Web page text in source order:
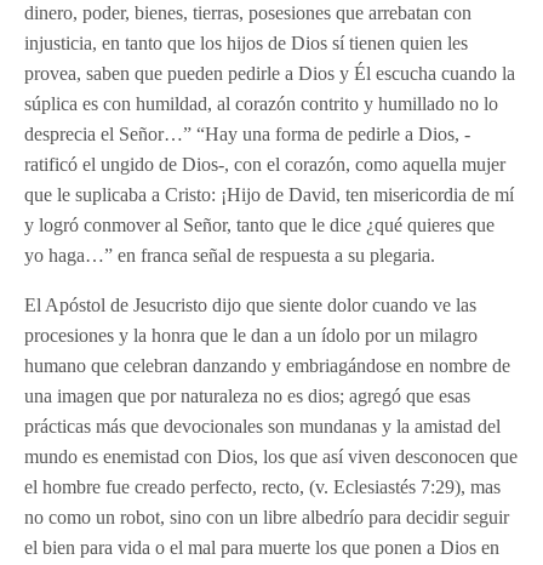
dinero, poder, bienes, tierras, posesiones que arrebatan con
injusticia, en tanto que los hijos de Dios sí tienen quien les
provea, saben que pueden pedirle a Dios y Él escucha cuando la
súplica es con humildad, al corazón contrito y humillado no lo
desprecia el Señor…” “Hay una forma de pedirle a Dios, -
ratificó el ungido de Dios-, con el corazón, como aquella mujer
que le suplicaba a Cristo: ¡Hijo de David, ten misericordia de mí
y logró conmover al Señor, tanto que le dice ¿qué quieres que
yo haga…” en franca señal de respuesta a su plegaria.
El Apóstol de Jesucristo dijo que siente dolor cuando ve las
procesiones y la honra que le dan a un ídolo por un milagro
humano que celebran danzando y embriagándose en nombre de
una imagen que por naturaleza no es dios; agregó que esas
prácticas más que devocionales son mundanas y la amistad del
mundo es enemistad con Dios, los que así viven desconocen que
el hombre fue creado perfecto, recto, (v. Eclesiastés 7:29), mas
no como un robot, sino con un libre albedrío para decidir seguir
el bien para vida o el mal para muerte los que ponen a Dios en